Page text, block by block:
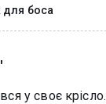
для боса
у своє крісло.